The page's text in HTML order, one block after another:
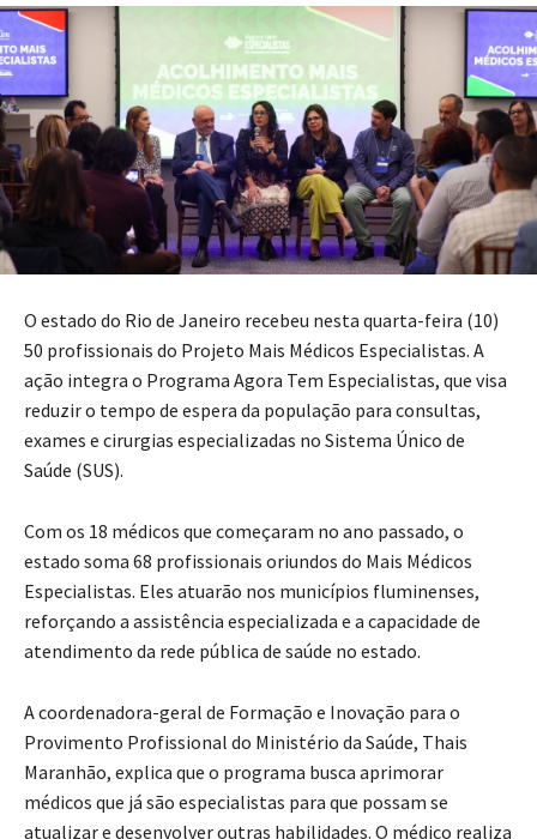
O estado do Rio de Janeiro recebeu nesta quarta-feira (10)
50 profissionais do Projeto Mais Médicos Especialistas. A
ação integra o Programa Agora Tem Especialistas, que visa
reduzir o tempo de espera da população para consultas,
exames e cirurgias especializadas no Sistema Único de
Saúde (SUS).
Com os 18 médicos que começaram no ano passado, o
estado soma 68 profissionais oriundos do Mais Médicos
Especialistas. Eles atuarão nos municípios fluminenses,
reforçando a assistência especializada e a capacidade de
atendimento da rede pública de saúde no estado.
A coordenadora-geral de Formação e Inovação para o
Provimento Profissional do Ministério da Saúde, Thais
Maranhão, explica que o programa busca aprimorar
médicos que já são especialistas para que possam se
atualizar e desenvolver outras habilidades. O médico realiza